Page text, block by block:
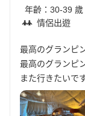
年齡： 30-39 歲
情侶出遊
最高のグランピ
最高のグランピ
また行きたいで
クチコミの詳
https://